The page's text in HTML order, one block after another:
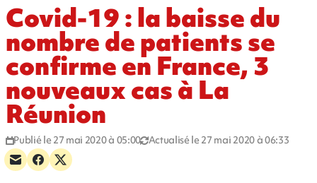
Covid-19 : la baisse du
nombre de patients se
confirme en France, 3
nouveaux cas à La
Réunion
Publié le 27 mai 2020 à 05:00 Actualisé le 27 mai 2020 à 06:33